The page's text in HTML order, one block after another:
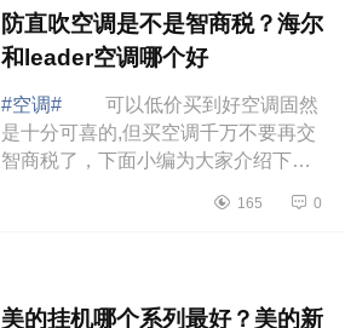
防直吹空调是不是智商税？海尔
和leader空调哪个好
#空调#
可以低价买到好空调固然
是十分可喜的,但买空调千万不要再交
智商税了，下面小编为大家介绍下防
leader空调哪个好 海尔和leader空
165 0
美的挂机哪个系列最好？美的新